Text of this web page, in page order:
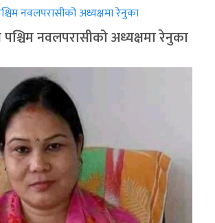
नवलपरासीको अध्यक्षमा रेनुका